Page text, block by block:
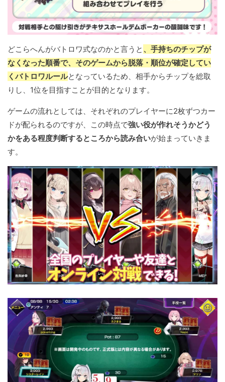
どこらへんがバトロワ式なのかと言うと 、手持ちのチップが
なくなった順番で、そのゲームから脱落・順位が確定してい
くバトロワルールとなっているため、相手からチップを総取
りし、1位を目指すことが目的となります。
ゲームの流れとしては、それぞれのプレイヤーに2枚ずつカー
ドが配られるのですが、この時点で強い役が作れそうかどう
かをある程度判断するところから読み合いが始まっていきま
す。